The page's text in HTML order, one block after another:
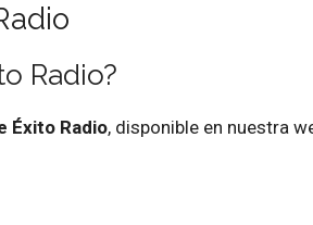
Radio?
Éxito Radio, disponible en nuestra